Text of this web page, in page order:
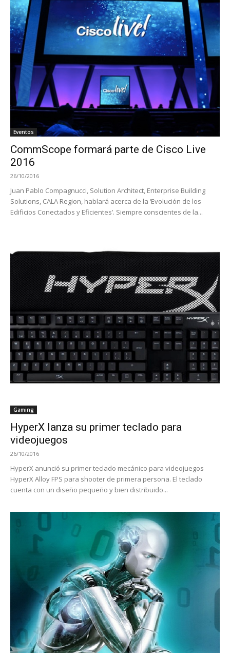
Eventos
CommScope formará parte de Cisco Live
2016
26/10/2016
Juan Pablo Compagnucci, Solution Architect, Enterprise Building
Solutions, CALA Region, hablará acerca de la ‘Evolución de los
Edificios Conectados y Eficientes’. Siempre conscientes de la...
Gaming
HyperX lanza su primer teclado para
videojuegos
26/10/2016
HyperX anunció su primer teclado mecánico para videojuegos
HyperX Alloy FPS para shooter de primera persona. El teclado
cuenta con un diseño pequeño y bien distribuido...